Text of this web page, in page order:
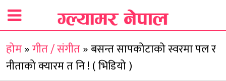
होम»गीत / संगीत»बसन्त सापकोटाको स्वरमा पल र
नीताको क्यारम त नि ! ( भिडियो )